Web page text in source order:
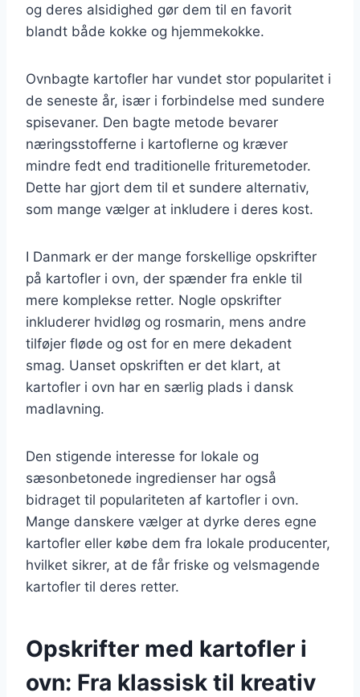
og deres alsidighed gør dem til en favorit
blandt både kokke og hjemmekokke.
Ovnbagte kartofler har vundet stor popularitet i
de seneste år, især i forbindelse med sundere
spisevaner. Den bagte metode bevarer
næringsstofferne i kartoflerne og kræver
mindre fedt end traditionelle frituremetoder.
Dette har gjort dem til et sundere alternativ,
som mange vælger at inkludere i deres kost.
I Danmark er der mange forskellige opskrifter
på kartofler i ovn, der spænder fra enkle til
mere komplekse retter. Nogle opskrifter
inkluderer hvidløg og rosmarin, mens andre
tilføjer fløde og ost for en mere dekadent
smag. Uanset opskriften er det klart, at
kartofler i ovn har en særlig plads i dansk
madlavning.
Den stigende interesse for lokale og
sæsonbetonede ingredienser har også
bidraget til populariteten af kartofler i ovn.
Mange danskere vælger at dyrke deres egne
kartofler eller købe dem fra lokale producenter,
hvilket sikrer, at de får friske og velsmagende
kartofler til deres retter.
Opskrifter med kartofler i
ovn: Fra klassisk til kreativ